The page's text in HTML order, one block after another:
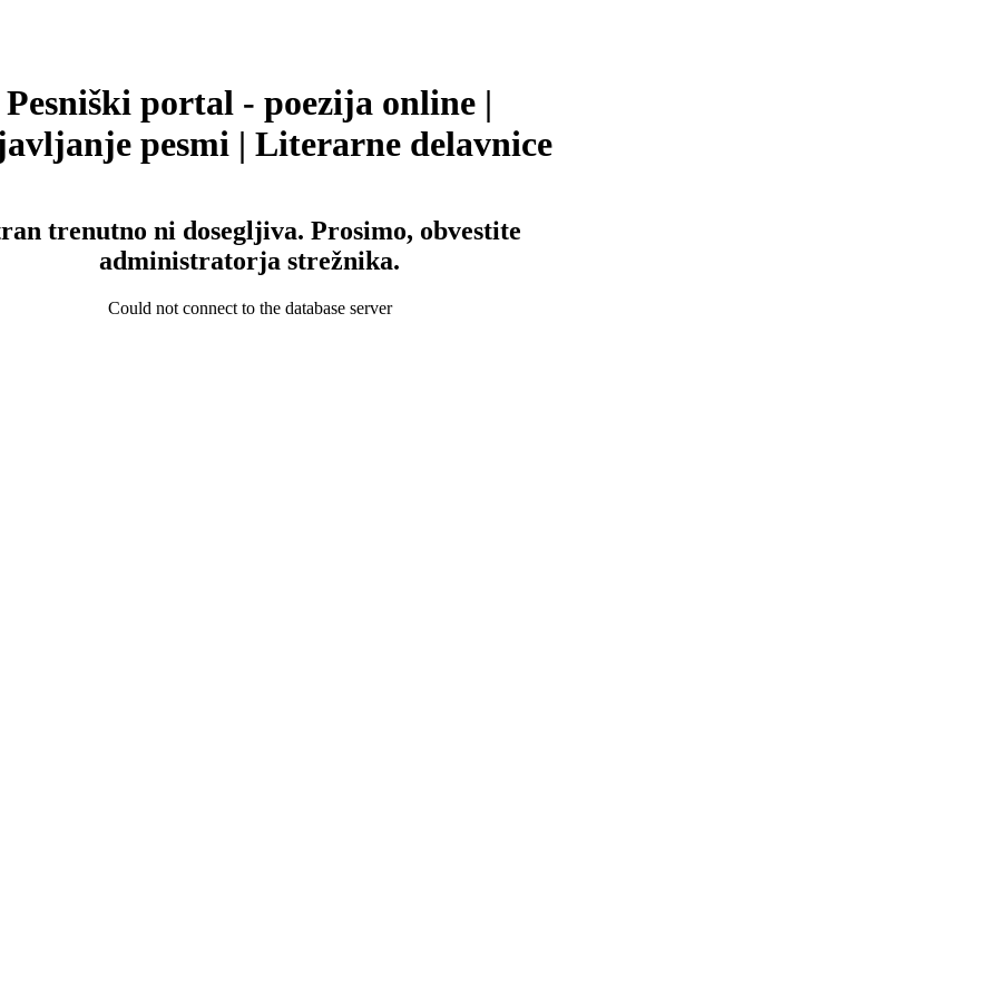
Pesniški portal - poezija online |
pesmi | Literarne delavnice
trenutno ni dosegljiva. Prosimo, obvestite
administratorja strežnika.
Could not connect to the database server